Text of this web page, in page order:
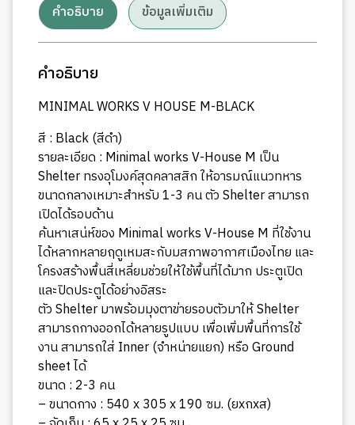
คำอธิบาย ข้อมูลเพิ่มเติม
คำอธิบาย
MINIMAL WORKS V HOUSE M-BLACK
สี : Black (สีดำ)
รายละเอียด : Minimal works V-House M เป็น
Shelter ทรงอุโมงค์สุดคลาสสิก ให้อารมณ์แนวทหาร
ขนาดกลางเหมาะสำหรับ 1-3 คน ตัว Shelter สามารถ
เปิดได้รอบด้าน
ค้นหาเสน่ห์ของ Minimal works V-House M ที่ใช้งาน
ได้หลากหลายฤดูเหมสะกับมสภาพอากาศเมืองไทย และ
โครงสร้างพื้นสี่เหลี่ยมช่วยให้ใช้พื้นที่ได้มาก ประตูเปิด
และปิดประตูได้อย่างอิสระ
ตัว Shelter มาพร้อมมุงตาข่ายรอบตัวมาให้ Shelter
สามารถกางออกได้หลายรูปแบบ เพื่อเพิ่มพื้นที่การใช้
งาน สามารถใส่ Inner (จำหน่ายแยก) หรือ Ground
sheet ได้
ขนาด : 2-3 คน
– ขนาดกาง : 540 x 305 x 190 ซม. (ยxกxส)